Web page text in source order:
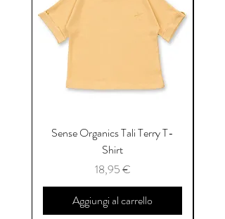
Sense Organics Tali Terry T-
Shirt
Prezzo
18,95 €
Aggiungi al carrello